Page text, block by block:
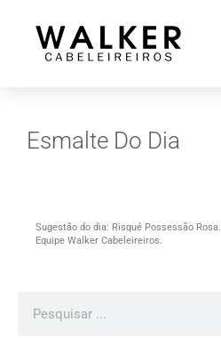
Esmalte Do Dia
Sugestão do dia: Risqué Possessão Rosa.
Equipe Walker Cabeleireiros.